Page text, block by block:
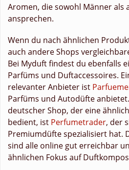
Aromen, die sowohl Männer als
ansprechen.
Wenn du nach ähnlichen
auch andere Shops
Bei Myduft findest du ebenfalls
Parfüms und Duftaccessoires.
relevanter Anbieter ist
Parfüms und Autodüfte
deutscher Shop, der eine
bedient, ist Perfumetrader, der
Premiumdüfte spezialisiert hat.
sind alle online gut erreichbar
ähnlichen Fokus auf